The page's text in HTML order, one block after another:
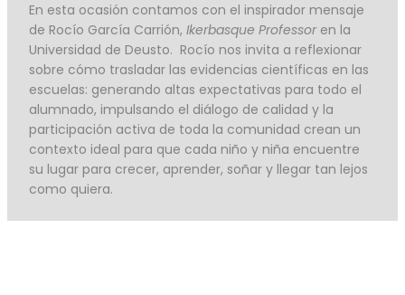
En esta ocasión contamos con el inspirador mensaje
de Rocío García Carrión, Ikerbasque Professoren la
Universidad de Deusto. Rocío nos invita a reflexionar
sobre cómo trasladar las evidencias científicas en las
escuelas: generando altas expectativas para todo el
alumnado, impulsando el diálogo de calidad y la
participación activa de toda la comunidad crean un
contexto ideal para que cada niño y niña encuentre
su lugar para crecer, aprender, soñar y llegar tan lejos
como quiera.